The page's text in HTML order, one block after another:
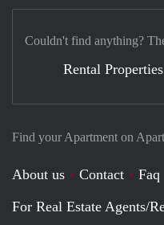
Find your Apartment on
About us Contact
Faq
For Real Estate Agents/
Couldn't find anything?
Rental Properties